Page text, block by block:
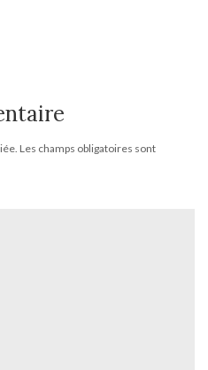
Les champs obligatoires sont